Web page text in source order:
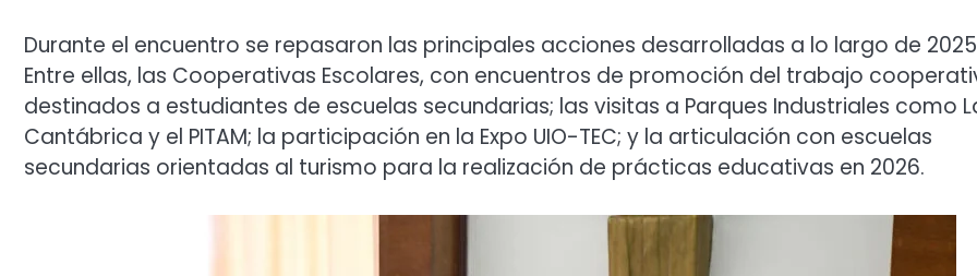
Durante el encuentro se repasaron las principales acciones desarrolladas a lo largo de
Entre ellas, las Cooperativas Escolares, con encuentros de promoción del trabajo
destinados a estudiantes de escuelas secundarias; las visitas a Parques Industriales como
Cantábrica y el PITAM; la participación en la Expo UIO-TEC; y la articulación con escuelas
secundarias orientadas al turismo para la realización de prácticas educativas en 2026.